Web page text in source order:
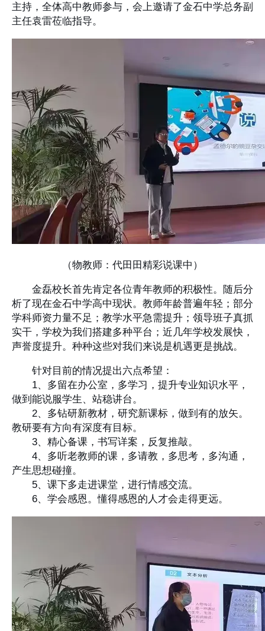
主持，全体高中教师参与，会上邀请了金石中学总务副
主任袁雷莅临指导。
（物教师：代田田精彩说课中）
金磊校长首先肯定各位青年教师的积极性。随后分
析了现在金石中学高中现状。教师年龄普遍年轻；部分
学科师资力量不足；教学水平急需提升；领导班子真抓
实干，学校为我们搭建多种平台；近几年学校发展快，
声誉度提升。种种这些对我们来说是机遇更是挑战。
针对目前的情况提出六点希望：
1、多留在办公室，多学习，提升专业知识水平，
做到能说服学生、站稳讲台。
2、多钻研新教材，研究新课标，做到有的放矢。
教研要有方向有深度有目标。
3、精心备课，书写详案，反复推敲。
4、多听老教师的课，多请教，多思考，多沟通，
产生思想碰撞。
5、课下多走进课堂，进行情感交流。
6、学会感恩。懂得感恩的人才会走得更远。